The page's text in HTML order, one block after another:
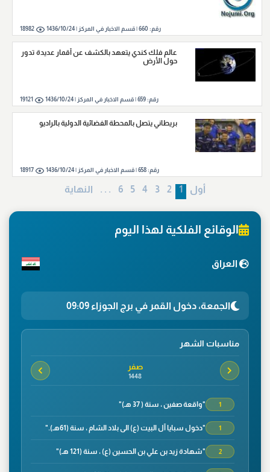
رقم: 660
|قسم الاخبار في المركز |1436/10/24
18982
عالم فلك كندي يتعهد بالكشف عن أقمار عديدة تدور
حول الأرض
رقم:659
|قسم الاخبار في المركز |1436/10/24
19121
بريطاني يتصل بالمحطة الفضائية الدولية بالراديو
رقم:658
|قسم الاخبار في المركز |1436/10/24
18917
أول 1
2
3
4
5
6
. . . النهایة
الوقائع الفلكية لهذا اليوم
العراق
الجمعة، دخول القمر في برج الجوزاء 09:09
مناسبات الشهر
صفر
1448
1 "واقعة صفين ، سنة ( 37 هـ)"
1 "دخول سبايا آل البيت (ع) الى بلاد الشام ، سنة (61هـ)."
2 "شهادة زيد بن علي بن الحسين (ع) ، سنة (121 هـ)"